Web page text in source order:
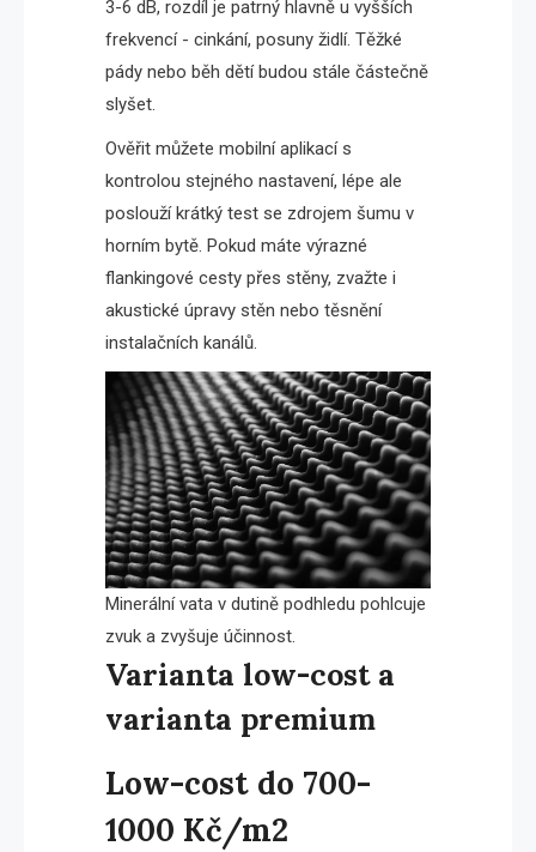
3-6 dB, rozdíl je patrný hlavně u vyšších
frekvencí - cinkání, posuny židlí. Těžké
pády nebo běh dětí budou stále částečně
slyšet.
Ověřit můžete mobilní aplikací s
kontrolou stejného nastavení, lépe ale
poslouží krátký test se zdrojem šumu v
horním bytě. Pokud máte výrazné
flankingové cesty přes stěny, zvažte i
akustické úpravy stěn nebo těsnění
instalačních kanálů.
Minerální vata v dutině podhledu pohlcuje
zvuk a zvyšuje účinnost.
Varianta low-cost a
varianta premium
Low-cost do 700-
1000 Kč/m2